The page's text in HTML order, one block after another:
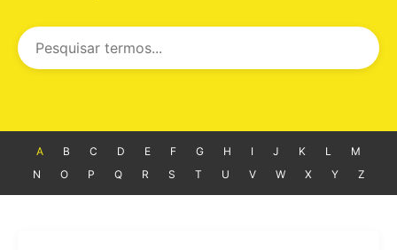
A B C D E F G H I J K L
M
N
O P Q R S T U V W X Y Z